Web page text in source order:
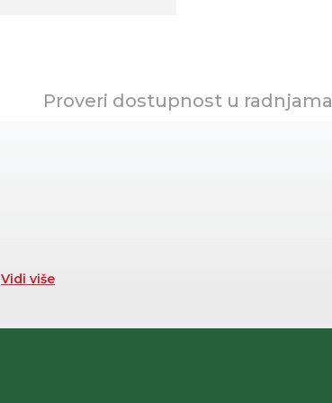
Proveri dostupnost u radnjama
Vidi više